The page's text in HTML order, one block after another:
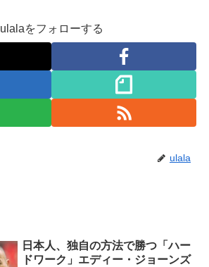
ulalaをフォローする
ulala
日本人、独自の方法で勝つ「ハー
ドワーク」エディー・ジョーンズ